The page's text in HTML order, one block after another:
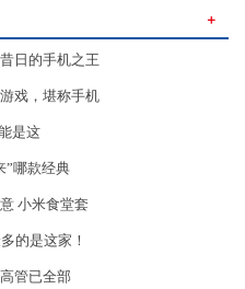
＋
日的手机之王
戏，堪称手机
是这
”哪款经典
小米食堂套
的是这家！
管已全部